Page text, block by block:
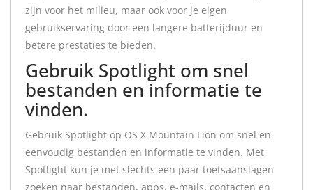
zijn voor het milieu, maar ook voor je eigen
gebruikservaring door een langere batterijduur en
betere prestaties te bieden.
Gebruik Spotlight om snel
bestanden en informatie te
vinden.
Gebruik Spotlight op OS X Mountain Lion om snel en
eenvoudig bestanden en informatie te vinden. Met
Spotlight kun je met slechts een paar toetsaanslagen
zoeken naar bestanden, apps, e-mails, contacten en